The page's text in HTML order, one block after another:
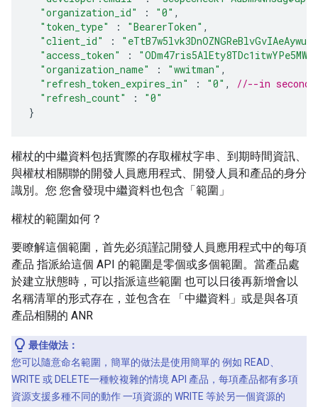
"organization_id"
: "0" ,
"token_type"
: "BearerToken" ,
"client_id"
:
"eTtB7w5lvk3DnOZNGReBlvGvIAeAywun"
"access_token"
: "ODm47ris5AlEty8TDc1itwYPe5MW"
"organization_name"
: "wwitman" ,
"refresh_token_expires_in"
: "0" ,
//--in seconds
"refresh_count"
:
"0"
}
權杖的中繼資料包括實際的存取權杖字串、到期時間資訊、
與權杖相關聯的開發人員應用程式、開發人員和產品的身分
識別。您 您會發現中繼資料也包含「範圍」
權杖的範圍如何？
要瞭解這個範圍，首先必須謹記開發人員應用程式中的每項
產品 指派給這個 API 的範圍是零個或多個範圍。當產品處
於建立狀態時，可以指派這些範圍 也可以日後再新增會以
名稱清單的形式存在，並包含在 「中繼資料」或是與各項
產品相關的 ANR
最佳做法：
您可以隨意命名範圍，簡單的做法是使用簡單的 例如 READ、
WRITE 或 DELETE一種較複雜的情境 API 產品，每項產品都有多項
資源支援多種不同的動作 一項資源的 WRITE 等於另一個資源的